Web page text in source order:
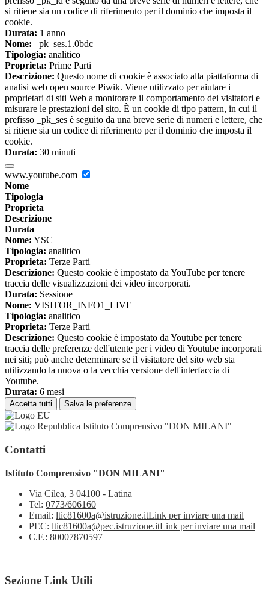
si ritiene sia un codice di riferimento per il dominio che imposta il
cookie.
Durata: 1 anno
Nome: _pk_ses.1.0bdc
Tipologia: analitico
Proprieta: Prime Parti
Descrizione: Questo nome di cookie è associato alla piattaforma di
analisi web open source Piwik. Viene utilizzato per aiutare i
proprietari di siti Web a monitorare il comportamento dei visitatori e
misurare le prestazioni del sito. È un cookie di tipo pattern, in cui il
prefisso _pk_ses è seguito da una breve serie di numeri e lettere, che
si ritiene sia un codice di riferimento per il dominio che imposta il
cookie.
Durata: 30 minuti
www.youtube.com
Nome
Tipologia
Proprieta
Descrizione
Durata
Nome: YSC
Tipologia: analitico
Proprieta: Terze Parti
Descrizione: Questo cookie è impostato da YouTube per tenere
traccia delle visualizzazioni dei video incorporati.
Durata: Sessione
Nome: VISITOR_INFO1_LIVE
Tipologia: analitico
Proprieta: Terze Parti
Descrizione: Questo cookie è impostato da Youtube per tenere
traccia delle preferenze dell'utente per i video di Youtube incorporati
nei siti; può anche determinare se il visitatore del sito web sta
utilizzando la nuova o la vecchia versione dell'interfaccia di
Youtube.
Durata: 6 mesi
Accetta tutti Salva le preferenze
Istituto Comprensivo "DON MILANI"
Contatti
Istituto Comprensivo "DON MILANI"
Via Cilea, 3 04100 - Latina
Tel: 0773/606160
Email: ltic81600a@istruzione.itLink per inviare una mail
PEC: ltic81600a@pec.istruzione.itLink per inviare una mail
C.F.: 80007870597
Sezione Link Utili